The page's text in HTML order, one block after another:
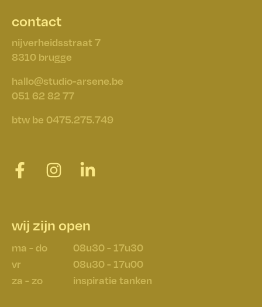
started
contact
nijverheidsstraat 7
​​​​​​​8310 brugge
hallo@studio-arsene.be
051 62 82 77
btw be 0475.275.749
wij zijn open
ma - do
08u30 - 17u30
vr
08u30 - 17u00
za - zo
inspiratie tanken